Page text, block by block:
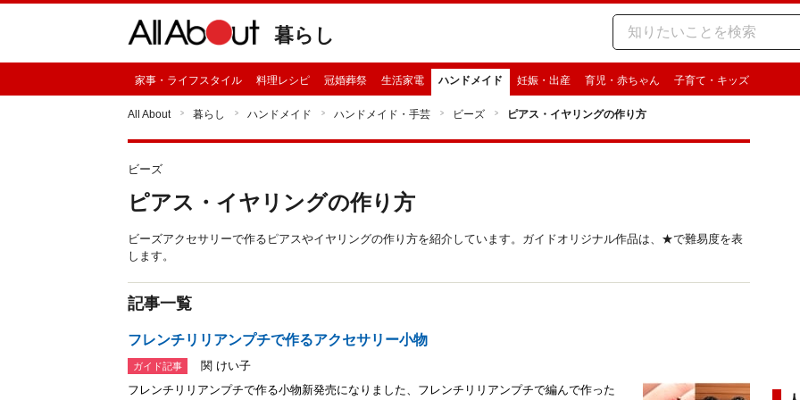
暮らし
家事・ライフスタイル 料理レシピ 冠婚葬祭 生活家電 ハンドメイド 妊娠・出産 育児・赤ちゃん 子育て・キッズ
All About 暮らし ハンドメイド ハンドメイド・手芸 ビーズ ピアス・イヤリングの作り方
ビーズ
ピアス・イヤリングの作り方
ビーズアクセサリーで作るピアスやイヤリングの作り方を紹介しています。ガイドオリジナル作品は、★で難易度を表
します。
記事一覧
フレンチリリアンプチで作るアクセサリー小物
ガイド記事
関 けい子
フレンチリリアンプチで作る小物新発売になりました、フレンチリリアンプチで編んで作った